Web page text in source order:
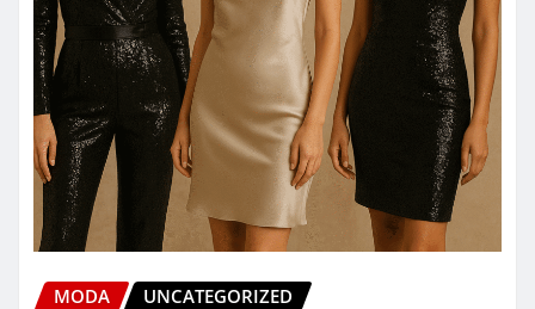
MODA UNCATEGORIZED